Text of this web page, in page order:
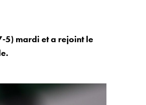
5) mardi et a rejoint le